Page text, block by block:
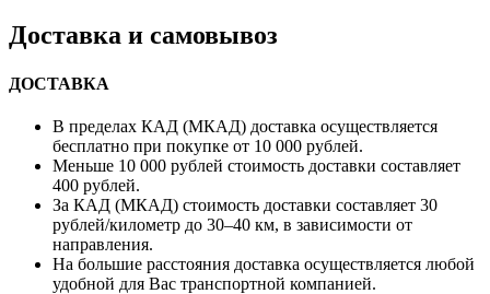
Доставка и самовывоз
ДОСТАВКА
В пределах КАД (МКАД) доставка осуществляется
бесплатно при покупке от 10 000 рублей.
Меньше 10 000 рублей стоимость доставки составляет
400 рублей.
За КАД (МКАД) стоимость доставки составляет 30
рублей/километр до 30–40 км, в зависимости от
направления.
На большие расстояния доставка осуществляется любой
удобной для Вас транспортной компанией.